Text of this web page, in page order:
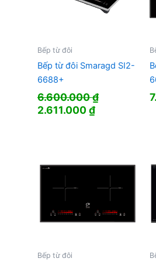
Bếp từ đôi
Bếp từ đôi Smaragd SI2-
6688+
6.600.000₫
Giá
2.611.000₫Giá
Bếp từ đôi